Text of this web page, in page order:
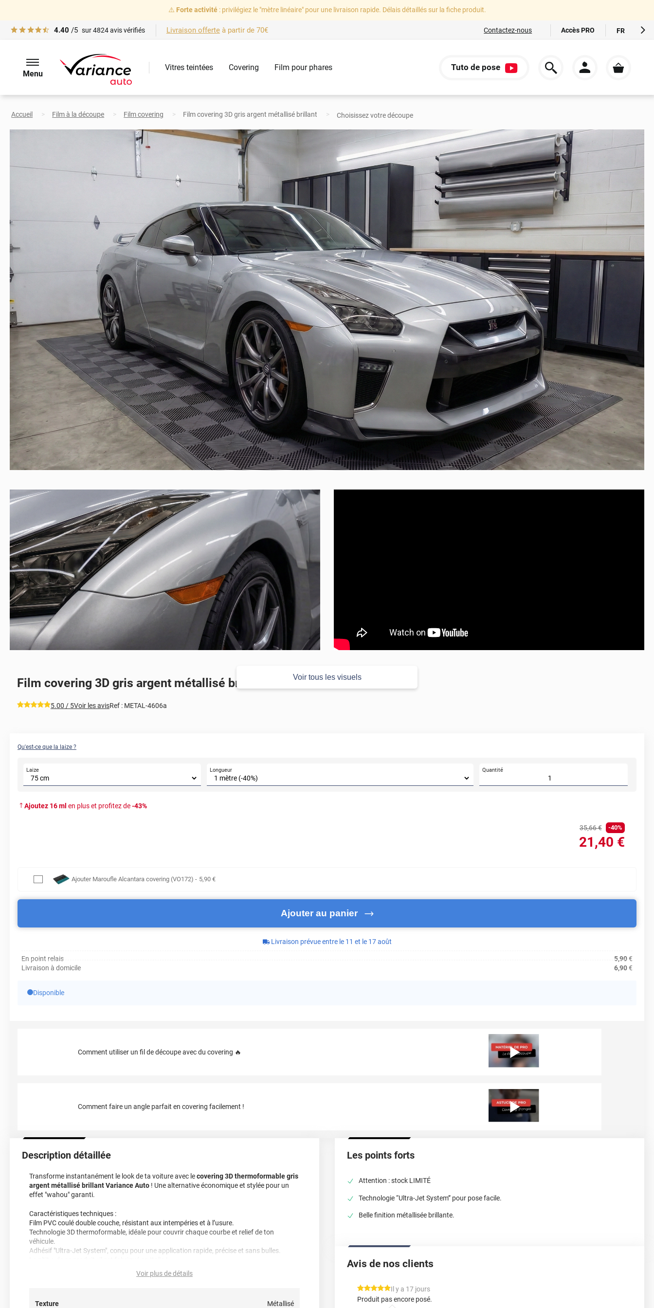
⚠️ Forte activité: privilégiez le "mètre linéaire" pour une livraison rapide. Délais détaillés sur la fiche produit.
4.40 /5 sur4824avis vérifiés Livraison offerteà partir de 70€ Contactez-nous Accès PRO FR
Menu
Vitres teintées Covering Film pour phares Tuto de pose
Accueil Film à la découpe Film covering Film covering 3D gris argent métallisé brillant Choisissez votre découpe
Voir tous les visuels
Film covering 3D gris argent métallisé brillant
*****
5.00 / 5Voir les avisRef : METAL-4606a
Qu'est-ce que la laize ?
Laize Longueur Quantité
Ajoutez 16ml en plus et profitez de-43%
35,66€ -40%
21 ,40 €
Ajouter Maroufle Alcantara covering (VO172) - 5,90 €
Ajouter au panier
Livraison prévue entre le 11 et le 17 août
En point relais 5,90€
Livraison à domicile
6,90€
Disponible
Comment utiliser un fil de découpe avec du covering 🔥
Comment faire un angle parfait en covering facilement !
Description détaillée
Transforme instantanément le look de ta voiture avec lecovering 3D thermoformable gris
argent métallisé brillant Variance Auto ! Une alternative économique et stylée pour un
effet "wahou" garanti.
Caractéristiques techniques :
Film PVC coulé double couche, résistant aux intempéries et à l’usure.
Technologie 3D thermoformable, idéale pour couvrir chaque courbe et relief de ton
véhicule.
Adhésif "Ultra-Jet System", conçu pour une application rapide, précise et sans bulles.
Le covering idéal pour te faciliter la pose: ajuste le film, fixe-le avec ta raclette et profite
Voir plus de détails
Texture Métallisé
Les points forts
Attention : stock LIMITÉ
Technologie “Ultra-Jet System” pour pose facile.
Belle finition métallisée brillante.
Avis de nos clients
*****
Il y a 17 jours
Produit pas encore posé.